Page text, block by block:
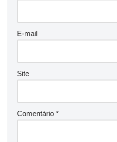
E-mail
Site
Comentário *